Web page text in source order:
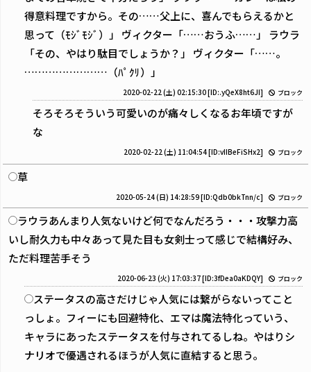
得意料理ですから。その……父上に、喜んでもらえるかと
思って（ﾓｼﾞﾓｼﾞ）」 ヴィクター「……おうふ……」 ラウラ
「その、やはり駄目でしょうか？」 ヴィクター「……。
……………………（ﾊﾟｸﾘ）」
2020-02-22 (土) 02:15:30[ID:.yQeX8ht6JI] ブロック
そろそろそういう可愛いのが痛々しくなるお年頃ですが
な
2020-02-22 (土) 11:04:54[ID:vIIBeFiSHx2] ブロック
草
2020-05-24 (日) 14:28:59[ID:Qdb0bkTnn/c] ブロック
ラウラあんまり人気ないけど何でなんだろう・・・攻撃力高
いし耐久力も中々あって見た目も女剣士って感じで結構好み、
ただ料理苦手そう
2020-06-23 (火) 17:03:37[ID:3fDea0aKDQY] ブロック
ステータスの高さだけじゃ人気には繋がらないってこと
っしょ。フィーにも回避特化、エマは魔法特化っていう、
キャラにあったステータスを付与されてるしね。やはりシ
ナリオで優遇されるほうが人気に直結すると思う。